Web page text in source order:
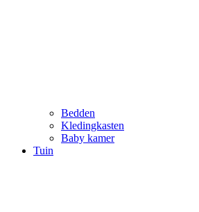
Bedden
Kledingkasten
Baby kamer
Tuin